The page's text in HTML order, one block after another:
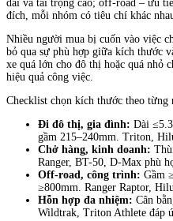
dài và tải trọng cao; off-road – ưu
đích, mỗi nhóm có tiêu chí khác
Nhiều người mua bị cuốn vào việc
bỏ qua sự phù hợp giữa kích thước
xe quá lớn cho đô thị hoặc quá nhỏ
hiệu quả công việc.
Checklist chọn kích thước theo từng
Đi đô thị, gia đình: Dài
gầm 215–240mm. Triton,
Chở hàng, kinh doanh:
Ranger, BT-50, D-Max phù
Off-road, công trình: Gầm
≥800mm. Ranger Raptor,
Hỗn hợp đa nhiệm: Cân
Wildtrak, Triton Athlete đáp